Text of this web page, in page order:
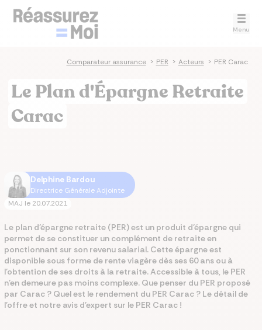
Menu
Comparateur assurance > PER > Acteurs > PER Carac
Le Plan d'Épargne Retraite
Carac
Delphine Bardou
Directrice Générale Adjointe
MAJ le 20.07.2021
Le plan d’épargne retraite (PER) est un produit d'épargne qui
permet de se constituer un complément de retraite en
ponctionnant sur son revenu salarial. Cette épargne est
disponible sous forme de rente viagère dès ses 60 ans ou à
l’obtention de ses droits à la retraite. Accessible à tous, le PER
n’en demeure pas moins complexe. Que penser du PER proposé
par Carac ? Quel est le rendement du PER Carac ? Le détail de
l'offre et notre avis d'expert sur le PER Carac !